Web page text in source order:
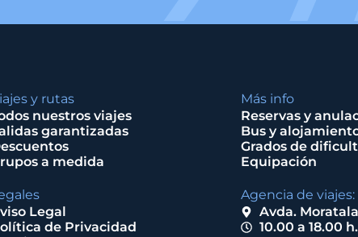
y rutas
nuestros viajes
garantizadas
a medida
Más info
Reservas y
Bus y
Grados de
Equipación
Legal
de Privacidad
Agencia de viajes:
Avda.
10.00 a 18.00